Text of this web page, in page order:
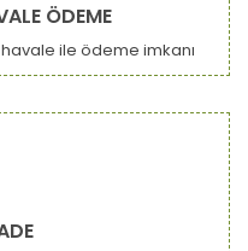
ÖDEME
ile ödeme imkanı